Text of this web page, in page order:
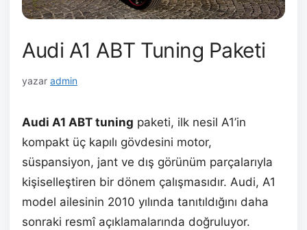
Audi A1 ABT Tuning Paketi
yazar admin
Audi A1 ABT tuning paketi, ilk nesil A1’in
kompakt üç kapılı gövdesini motor,
süspansiyon, jant ve dış görünüm parçalarıyla
kişiselleştiren bir dönem çalışmasıdır. Audi, A1
model ailesinin 2010 yılında tanıtıldığını daha
sonraki resmî açıklamalarında doğruluyor.